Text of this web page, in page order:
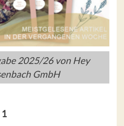
2025/26 von Hey
GmbH